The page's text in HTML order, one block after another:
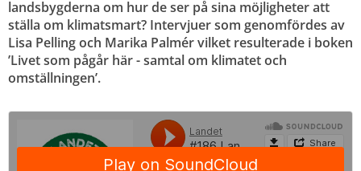
landsbygderna om hur de ser på sina möjligheter att
ställa om klimatsmart? Intervjuer som genomfördes av
Lisa Pelling och Marika Palmér vilket resulterade i boken
’Livet som pågår här - samtal om klimatet och
omställningen’.